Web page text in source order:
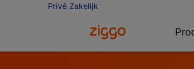
Privé Zakelijk
Ga naar de Ziggo